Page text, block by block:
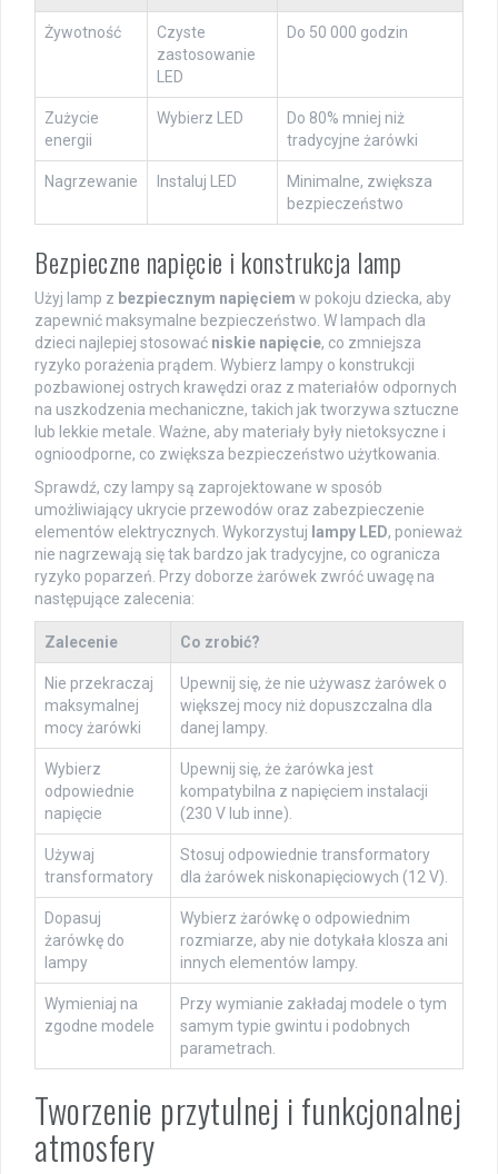
Żywotność
Czyste
zastosowanie
LED
Do 50 000 godzin
Zużycie
energii
Wybierz LED
Do 80% mniej niż
tradycyjne żarówki
Nagrzewanie Instaluj LED
Minimalne, zwiększa
bezpieczeństwo
Bezpieczne napięcie i konstrukcja lamp
Użyj lamp z bezpiecznym napięciem w pokoju dziecka, aby
zapewnić maksymalne bezpieczeństwo. W lampach dla
dzieci najlepiej stosować niskie napięcie, co zmniejsza
ryzyko porażenia prądem. Wybierz lampy o konstrukcji
pozbawionej ostrych krawędzi oraz z materiałów odpornych
na uszkodzenia mechaniczne, takich jak tworzywa sztuczne
lub lekkie metale. Ważne, aby materiały były nietoksyczne i
ognioodporne, co zwiększa bezpieczeństwo użytkowania.
Sprawdź, czy lampy są zaprojektowane w sposób
umożliwiający ukrycie przewodów oraz zabezpieczenie
elementów elektrycznych. Wykorzystuj lampy LED, ponieważ
nie nagrzewają się tak bardzo jak tradycyjne, co ogranicza
ryzyko poparzeń. Przy doborze żarówek zwróć uwagę na
następujące zalecenia:
Zalecenie Co zrobić?
Nie przekraczaj
maksymalnej
mocy żarówki
Upewnij się, że nie używasz żarówek o
większej mocy niż dopuszczalna dla
danej lampy.
Wybierz
odpowiednie
napięcie
Upewnij się, że żarówka jest
kompatybilna z napięciem instalacji
(230 V lub inne).
Używaj
transformatory
Stosuj odpowiednie transformatory
dla żarówek niskonapięciowych (12 V).
Dopasuj
żarówkę do
lampy
Wybierz żarówkę o odpowiednim
rozmiarze, aby nie dotykała klosza ani
innych elementów lampy.
Wymieniaj na
zgodne modele
Przy wymianie zakładaj modele o tym
samym typie gwintu i podobnych
parametrach.
Tworzenie przytulnej i funkcjonalnej
atmosfery